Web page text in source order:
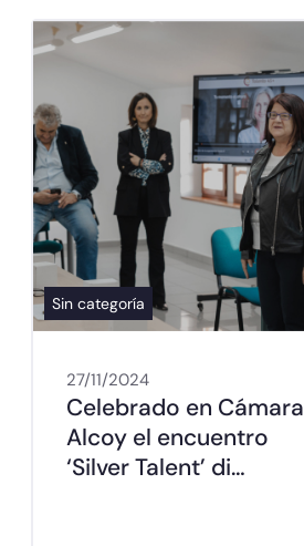
Sin categoría
27/11/2024
Celebrado en Cámara
Alcoy el encuentro
‘Silver Talent’ di…